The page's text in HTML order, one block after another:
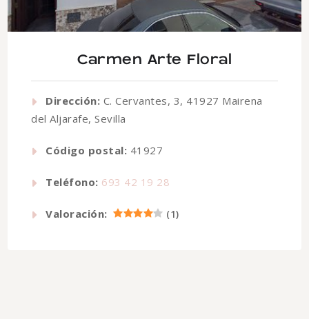
Carmen Arte Floral
Dirección: C. Cervantes, 3, 41927 Mairena
del Aljarafe, Sevilla
Código postal: 41927
Teléfono: 693 42 19 28
Valoración: (1)